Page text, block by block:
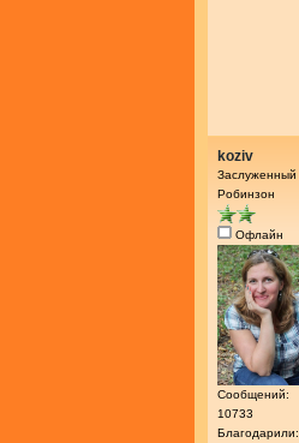
koziv
Заслуженный
Робинзон
Офлайн
Сообщений:
10733
Благодарили: